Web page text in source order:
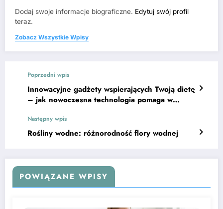
Dodaj swoje informacje biograficzne. Edytuj swój profil
teraz.
Zobacz Wszystkie Wpisy
Poprzedni wpis
Innowacyjne gadżety wspierających Twoją dietę
– jak nowoczesna technologia pomaga w
Następny wpis
Rośliny wodne: różnorodność flory wodnej
POWIĄZANE WPISY